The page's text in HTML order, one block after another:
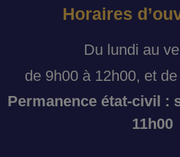
Horaires
Du lundi au
de 9h00 à 12h00, et
Permanence état-civil :
11h00